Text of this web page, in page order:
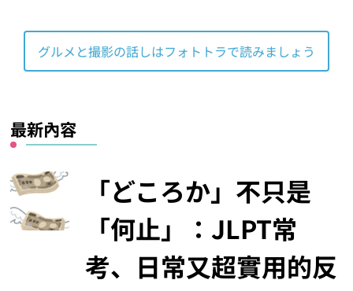
グルメと撮影の話しはフォトトラで読みましょう
最新內容
「どころか」不只是
「何止」：JLPT常
考、日常又超實用的反